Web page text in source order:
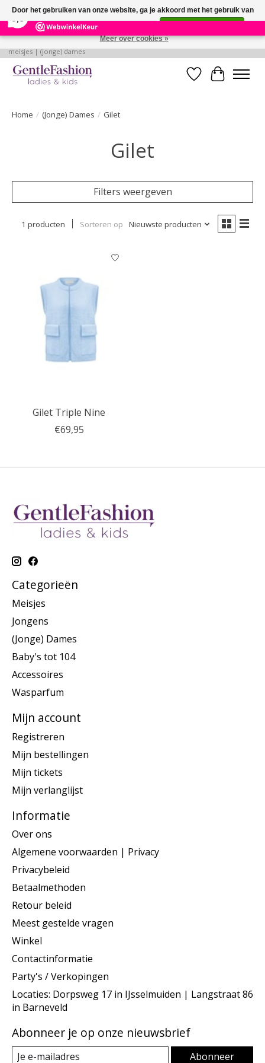
255 Reviews ×
Betaalbare, verantwoorde en style volle kleding voor baby's | jongens |
meisjes | (jonge) dames
Verlanglijst
Home / (Jonge) Dames / Gilet
Gilet
Filters weergeven
1 producten Sorteren op Nieuwste producten
Gilet Triple Nine
€69,95
Categorieën
Meisjes
Jongens
(Jonge) Dames
Baby's tot 104
Accessoires
Wasparfum
Mijn account
Registreren
Mijn bestellingen
Mijn tickets
Mijn verlanglijst
Informatie
Over ons
Algemene voorwaarden | Privacy
Privacybeleid
Betaalmethoden
Retour beleid
Meest gestelde vragen
Winkel
Contactinformatie
Party's / Verkopingen
Locaties: Dorpsweg 17 in IJsselmuiden | Langstraat 86
in Barneveld
Abonneer je op onze nieuwsbrief
Abonneer
Door het gebruiken van onze website, ga je akkoord met het gebruik van
cookies om onze website te verbeteren.
Meer over cookies »